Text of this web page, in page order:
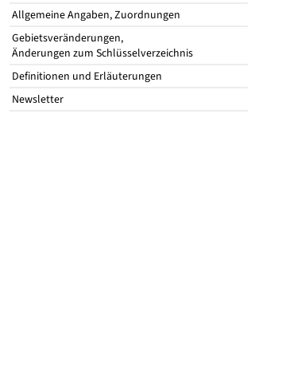
Allgemeine Angaben, Zuordnungen
Gebietsveränderungen,
Änderungen zum Schlüsselverzeichnis
Definitionen und Erläuterungen
Newsletter